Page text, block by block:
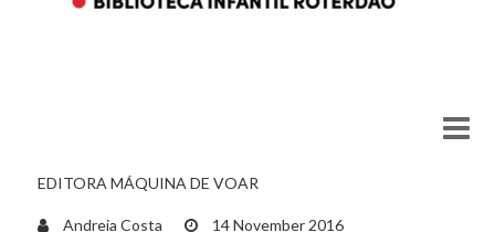
EDITORA MÁQUINA DE VOAR
Andreia Costa 14 November 2016